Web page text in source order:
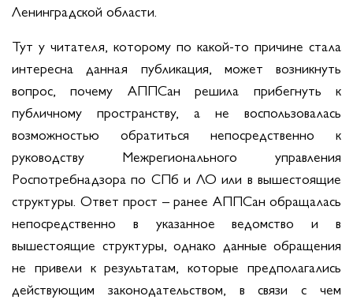
Ленинградской области.
Тут у читателя, которому по какой-то причине стала
интересна данная публикация, может возникнуть
вопрос, почему АППСан решила прибегнуть к
публичному пространству, а не воспользовалась
возможностью обратиться непосредственно к
руководству Межрегионального управления
Роспотребнадзора по СПб и ЛО или в вышестоящие
структуры. Ответ прост – ранее АППСан обращалась
непосредственно в указанное ведомство и в
вышестоящие структуры, однако данные обращения
не привели к результатам, которые предполагались
действующим законодательством, в связи с чем